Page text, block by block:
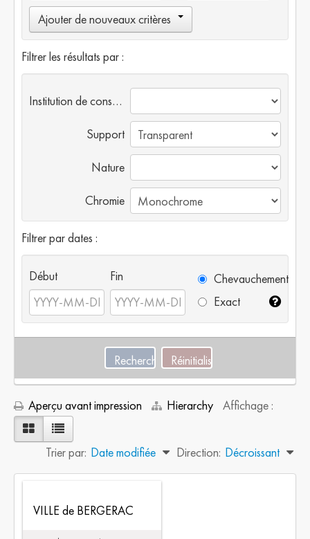
Ajouter de nouveaux critères
Filtrer les résultats par :
Institution de conservation
Support
Nature
Chromie
Filtrer par dates :
Début Fin
Chevauchement
Exact
Aperçu avant impression Hierarchy Affichage :
Trier par: Date modifiée Direction: Décroissant
VILLE de BERGERAC